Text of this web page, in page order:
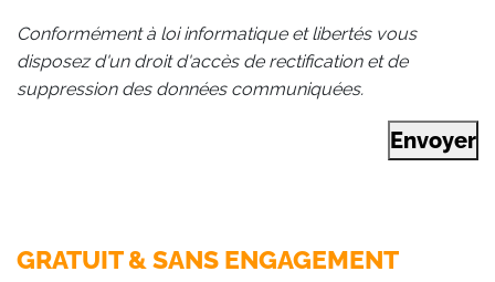
Conformément à loi informatique et libertés vous
disposez d'un droit d'accès de rectification et de
suppression des données communiquées.
Envoyer
GRATUIT & SANS ENGAGEMENT